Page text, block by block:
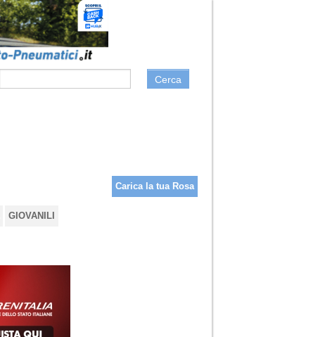
Cerca
Carica la tua Rosa
GIOVANILI